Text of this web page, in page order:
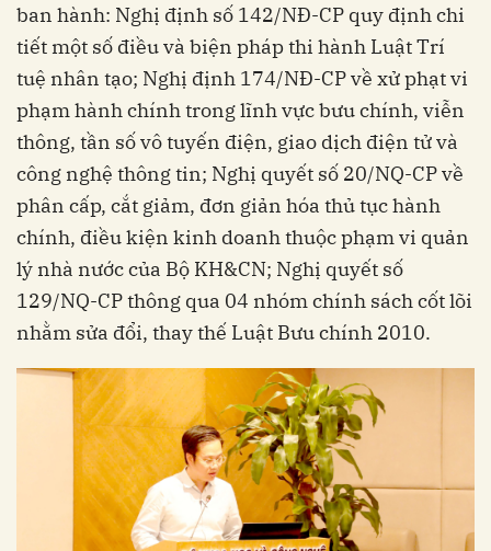
ban hành: Nghị định số 142/NĐ-CP quy định chi
tiết một số điều và biện pháp thi hành Luật Trí
tuệ nhân tạo; Nghị định 174/NĐ-CP về xử phạt vi
phạm hành chính trong lĩnh vực bưu chính, viễn
thông, tần số vô tuyến điện, giao dịch điện tử và
công nghệ thông tin; Nghị quyết số 20/NQ-CP về
phân cấp, cắt giảm, đơn giản hóa thủ tục hành
chính, điều kiện kinh doanh thuộc phạm vi quản
lý nhà nước của Bộ KH&CN; Nghị quyết số
129/NQ-CP thông qua 04 nhóm chính sách cốt lõi
nhằm sửa đổi, thay thế Luật Bưu chính 2010.